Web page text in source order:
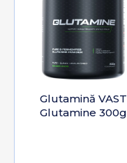
Glutamină VAST
Glutamine 300g